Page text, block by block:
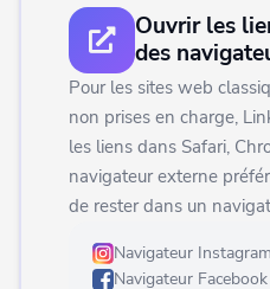
Ouvrir les
des
Pour les sites web
non prises en charge,
les liens dans Safari,
navigateur externe
de rester dans un
Navigateur Instagram
Navigateur Facebook